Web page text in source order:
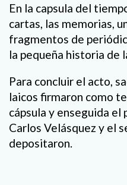
En la capsula del
cartas, las memorias,
fragmentos de
la pequeña historia de
Para concluir el acto,
laicos firmaron como
cápsula y enseguida el
Carlos Velásquez y el
depositaron.